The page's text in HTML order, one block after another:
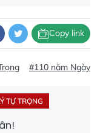
Copy link
#110 năm Ngày
TỰ TRỌNG